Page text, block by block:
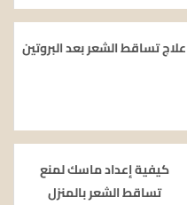
علاج تساقط الشعر بعد البروتين
كيفية إعداد ماسك لمنع
تساقط الشعر بالمنزل